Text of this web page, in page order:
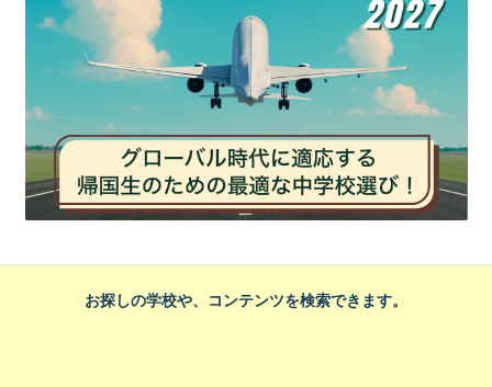
お探しの学校や、コンテンツを検索できます。